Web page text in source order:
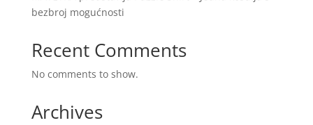
bezbroj mogućnosti
Recent Comments
No comments to show.
Archives